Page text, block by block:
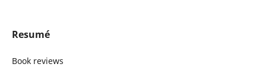
Resumé
Book reviews